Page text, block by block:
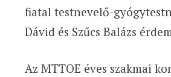
fiatal testnevelő-
Dávid és Szűcs Balázs
Az MTTOE éves szakmai